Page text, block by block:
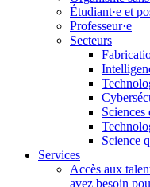
Étudiant·e et
Professeur·e
Secteurs
Sciences
Science
Services
Accès aux
avez besoin